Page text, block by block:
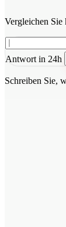
Vergleichen
Antwort in 24h
Schreiben Sie,